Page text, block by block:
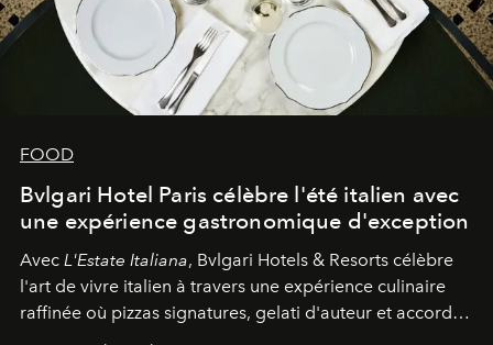
FOOD
Bvlgari Hotel Paris célèbre l'été italien avec
une expérience gastronomique d'exception
Avec L'Estate Italiana, Bvlgari Hotels & Resorts célèbre
l'art de vivre italien à travers une expérience culinaire
raffinée où pizzas signatures, gelati d'auteur et accords
d'exception composent un véritable voyage sensoriel.